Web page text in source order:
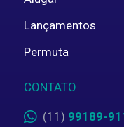
Lançamentos
Permuta
CONTATO
(11) 99189-